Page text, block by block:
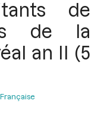
de
de la
an II (5